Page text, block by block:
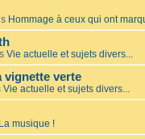
Hommage à ceux qui ont
Vie actuelle et sujets divers...
vignette verte
Vie actuelle et sujets divers...
La musique !